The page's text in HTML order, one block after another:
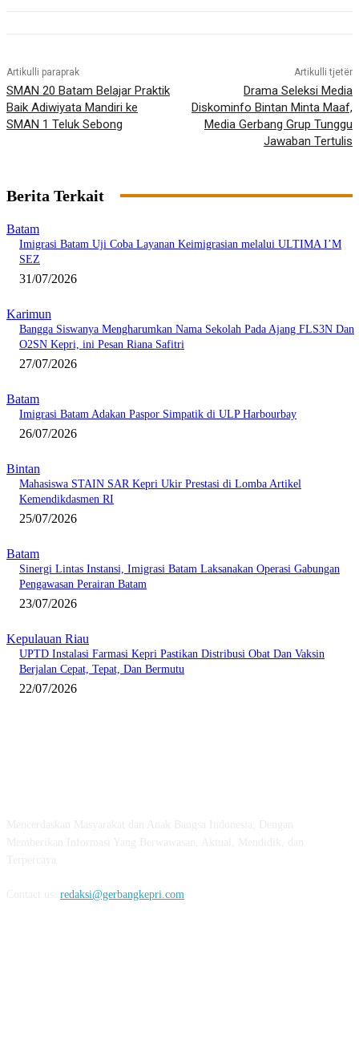
Artikulli paraprak
SMAN 20 Batam Belajar Praktik
Baik Adiwiyata Mandiri ke
SMAN 1 Teluk Sebong
Artikulli tjetër
Drama Seleksi Media
Diskominfo Bintan Minta Maaf,
Media Gerbang Grup Tunggu
Jawaban Tertulis
Berita Terkait
Batam
Imigrasi Batam Uji Coba Layanan Keimigrasian melalui ULTIMA I’M
SEZ
31/07/2026
Karimun
Bangga Siswanya Mengharumkan Nama Sekolah Pada Ajang FLS3N Dan
O2SN Kepri, ini Pesan Riana Safitri
27/07/2026
Batam
Imigrasi Batam Adakan Paspor Simpatik di ULP Harbourbay
26/07/2026
Bintan
Mahasiswa STAIN SAR Kepri Ukir Prestasi di Lomba Artikel
Kemendikdasmen RI
25/07/2026
Batam
Sinergi Lintas Instansi, Imigrasi Batam Laksanakan Operasi Gabungan
Pengawasan Perairan Batam
23/07/2026
Kepulauan Riau
UPTD Instalasi Farmasi Kepri Pastikan Distribusi Obat Dan Vaksin
Berjalan Cepat, Tepat, Dan Bermutu
22/07/2026
redaksi@gerbangkepri.com